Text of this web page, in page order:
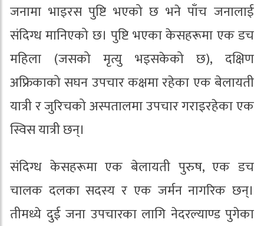
जनामा भाइरस पुष्टि भएको छ भने पाँच जनालाई
संदिग्ध मानिएको छ। पुष्टि भएका केसहरूमा एक डच
महिला (जसको मृत्यु भइसकेको छ), दक्षिण
अफ्रिकाको सघन उपचार कक्षमा रहेका एक बेलायती
यात्री र जुरिचको अस्पतालमा उपचार गराइरहेका एक
स्विस यात्री छन्।
संदिग्ध केसहरूमा एक बेलायती पुरुष, एक डच
चालक दलका सदस्य र एक जर्मन नागरिक छन्।
तीमध्ये दुई जना उपचारका लागि नेदरल्याण्ड पुगेका